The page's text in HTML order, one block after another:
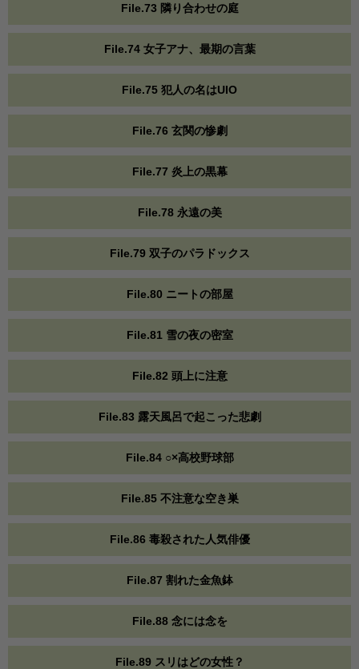
File.73 隣り合わせの庭
File.74 女子アナ、最期の言葉
File.75 犯人の名はUIO
File.76 玄関の惨劇
File.77 炎上の黒幕
File.78 永遠の美
File.79 双子のパラドックス
File.80 ニートの部屋
File.81 雪の夜の密室
File.82 頭上に注意
File.83 露天風呂で起こった悲劇
File.84 ○×高校野球部
File.85 不注意な空き巣
File.86 毒殺された人気俳優
File.87 割れた金魚鉢
File.88 念には念を
File.89 スリはどの女性？